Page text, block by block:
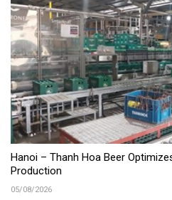
Hanoi – Thanh Hoa Beer
Production
05/08/2026